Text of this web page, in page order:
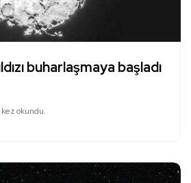
buharlaşmaya başladı
okundu.